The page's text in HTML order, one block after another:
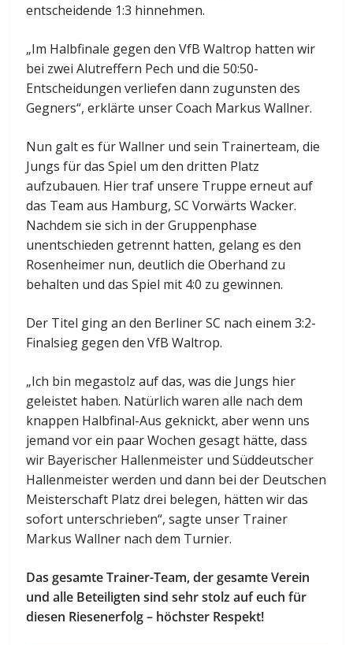
entscheidende 1:3 hinnehmen.
„Im Halbfinale gegen den VfB Waltrop hatten wir
bei zwei Alutreffern Pech und die 50:50-
Entscheidungen verliefen dann zugunsten des
Gegners“, erklärte unser Coach Markus Wallner.
Nun galt es für Wallner und sein Trainerteam, die
Jungs für das Spiel um den dritten Platz
aufzubauen. Hier traf unsere Truppe erneut auf
das Team aus Hamburg, SC Vorwärts Wacker.
Nachdem sie sich in der Gruppenphase
unentschieden getrennt hatten, gelang es den
Rosenheimer nun, deutlich die Oberhand zu
behalten und das Spiel mit 4:0 zu gewinnen.
Der Titel ging an den Berliner SC nach einem 3:2-
Finalsieg gegen den VfB Waltrop.
„Ich bin megastolz auf das, was die Jungs hier
geleistet haben. Natürlich waren alle nach dem
knappen Halbfinal-Aus geknickt, aber wenn uns
jemand vor ein paar Wochen gesagt hätte, dass
wir Bayerischer Hallenmeister und Süddeutscher
Hallenmeister werden und dann bei der Deutschen
Meisterschaft Platz drei belegen, hätten wir das
sofort unterschrieben“, sagte unser Trainer
Markus Wallner nach dem Turnier.
Das gesamte Trainer-Team, der gesamte Verein
und alle Beteiligten sind sehr stolz auf euch für
diesen Riesenerfolg – höchster Respekt!